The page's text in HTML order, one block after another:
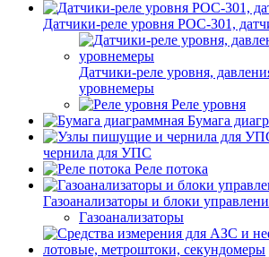
Датчики-реле уровня РОС-301,
Датчики-реле уровня,
уровнемеры
Реле уровня
Бумага
чернила для УПС
Реле потока
Газоанализаторы и блоки
Газоанализаторы